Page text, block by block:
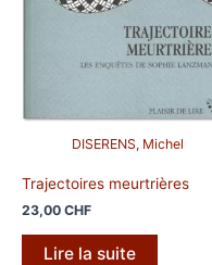
DISERENS, Michel
Trajectoires meurtrières
23,00 CHF
Lire la suite